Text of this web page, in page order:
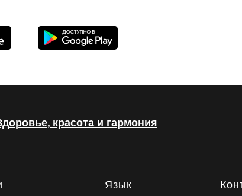
красота и гармония
Язык